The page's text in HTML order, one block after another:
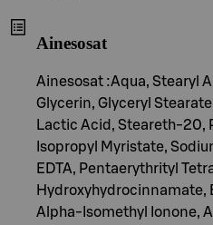
Ainesosat
Ainesosat :Aqua, Stearyl
Glycerin, Glyceryl
Lactic Acid, Steareth-20,
Isopropyl Myristate,
EDTA, Pentaerythrityl
Hydroxyhydrocinnamate,
Alpha-Isomethyl Ionone,